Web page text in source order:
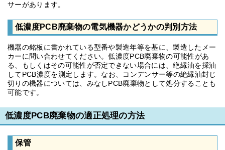
サーがあります。
低濃度PCB廃棄物の電気機器かどうかの判別方法
機器の銘板に書かれている型番や製造年等を基に、製造したメー
カーに問い合わせてください。低濃度PCB廃棄物の可能性があ
る、もしくはその可能性が否定できない場合には、絶縁油を採油
してPCB濃度を測定します。なお、コンデンサー等の絶縁油封じ
切りの機器については、みなしPCB廃棄物として処分することも
可能です。
低濃度PCB廃棄物の適正処理の方法
保管